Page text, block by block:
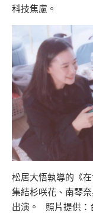
科技焦慮。
松居大悟執導的《
集結杉咲花、南琴
出演。 照片提供：